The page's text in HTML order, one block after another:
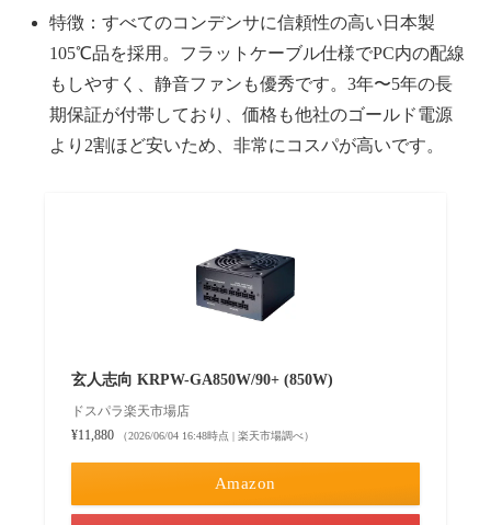
特徴：すべてのコンデンサに信頼性の高い日本製
105℃品を採用。フラットケーブル仕様でPC内の配線
もしやすく、静音ファンも優秀です。3年〜5年の長
期保証が付帯しており、価格も他社のゴールド電源
より2割ほど安いため、非常にコスパが高いです。
玄人志向 KRPW-GA850W/90+ (850W)
ドスパラ楽天市場店
¥11,880
（2026/06/04 16:48時点 | 楽天市場調べ）
Amazon